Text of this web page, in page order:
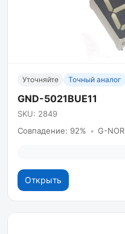
Уточняйте Точный аналог
GND-5021BUE11
SKU: 2849
Совпадение: 92% • G-NOR
Открыть